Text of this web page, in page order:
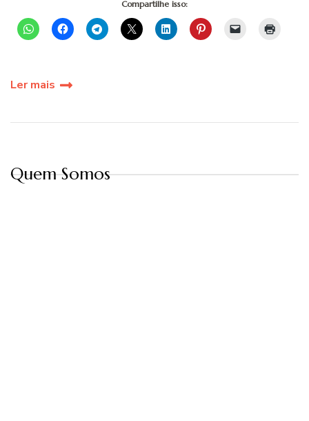
Compartilhe isso:
Ler mais
Quem Somos